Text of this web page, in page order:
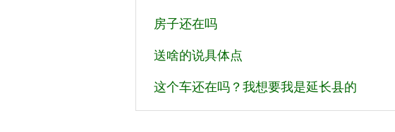
房子还在吗
送啥的说具体点
这个车还在吗？我想要我是延长县的